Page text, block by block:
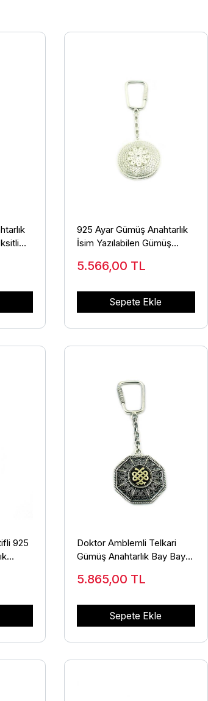
925 Ayar Gümüş Anahtarlık
İsim Yazılabilen Gümüş
5.566,00 TL
Sepete Ekle
925
Doktor Amblemli Telkari
Gümüş Anahtarlık Bay Bayan
5.865,00 TL
Sepete Ekle